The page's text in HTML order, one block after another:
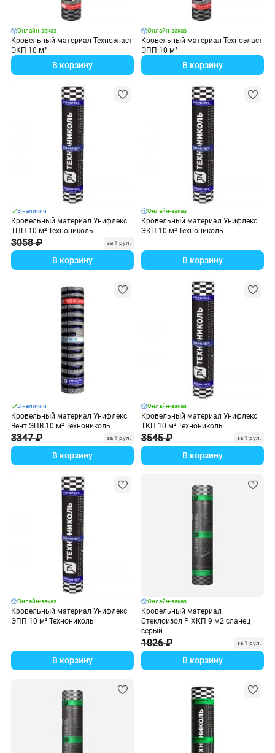
Онлайн-заказ
Кровельный материал Техноэласт
ЭКП 10 м²
В корзину
Онлайн-заказ
Кровельный материал Техноэласт
ЭПП 10 м²
В корзину
В наличии
Кровельный материал Унифлекс
ТПП 10 м² Технониколь
3058 ₽ за 1 рул.
В корзину
Онлайн-заказ
Кровельный материал Унифлекс
ЭКП 10 м² Технониколь
В корзину
В наличии
Кровельный материал Унифлекс
Вент ЭПВ 10 м² Технониколь
3347 ₽ за 1 рул.
В корзину
Онлайн-заказ
Кровельный материал Унифлекс
ТКП 10 м² Технониколь
3545 ₽ за 1 рул.
В корзину
Онлайн-заказ
Кровельный материал Унифлекс
ЭПП 10 м² Технониколь
В корзину
Онлайн-заказ
Кровельный материал
Стеклоизол Р ХКП 9 м2 сланец
серый
1026 ₽ за 1 рул.
В корзину